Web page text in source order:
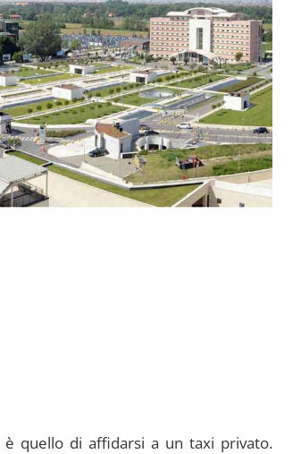
è quello di affidarsi a un taxi privato.